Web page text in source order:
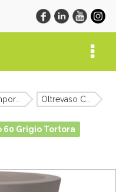
60 Grigio Tortora